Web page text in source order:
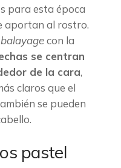
para esta época
aportan al rostro.
balayagecon la
se centran
de la cara,
claros que el
se pueden
pastel